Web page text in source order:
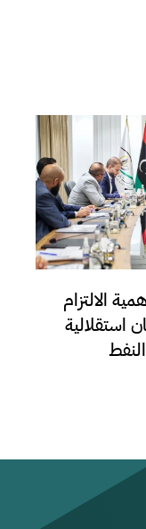
الالتزام
استقلالية